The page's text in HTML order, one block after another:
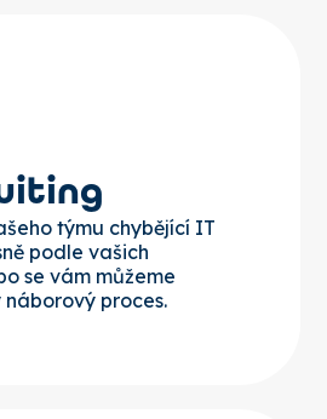
týmu chybějící IT
podle vašich
se vám můžeme
proces.